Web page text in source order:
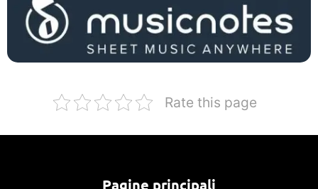
Rate this page
Pagine principali